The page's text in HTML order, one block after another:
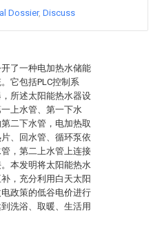
了一种电加热水储能
它包括PLC控制系
所述太阳能热水器设
上水管、第一下水
二下水管，电加热取
、回水管、循环泵依
，第二上水管上连接
本发明将太阳能热水
，充分利用白天太阳
政策的低谷电价进行
洗浴、取暖、生活用
Dossier Discuss